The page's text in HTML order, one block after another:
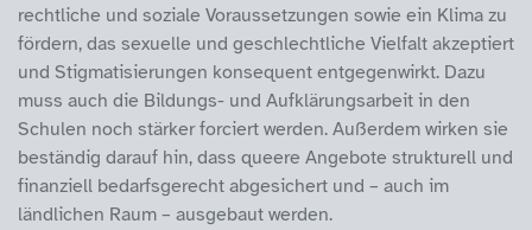
rechtliche und soziale Voraussetzungen sowie ein Klima zu
fördern, das sexuelle und geschlechtliche Vielfalt akzeptiert
und Stigmatisierungen konsequent entgegenwirkt. Dazu
muss auch die Bildungs- und Aufklärungsarbeit in den
Schulen noch stärker forciert werden. Außerdem wirken sie
beständig darauf hin, dass queere Angebote strukturell und
finanziell bedarfsgerecht abgesichert und – auch im
ländlichen Raum – ausgebaut werden.